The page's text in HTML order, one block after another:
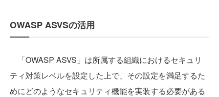
OWASP ASVSの活用
「OWASP ASVS」は所属する組織におけるセキュリ
ティ対策レベルを設定した上で、その設定を満足するた
めにどのようなセキュリティ機能を実装する必要がある